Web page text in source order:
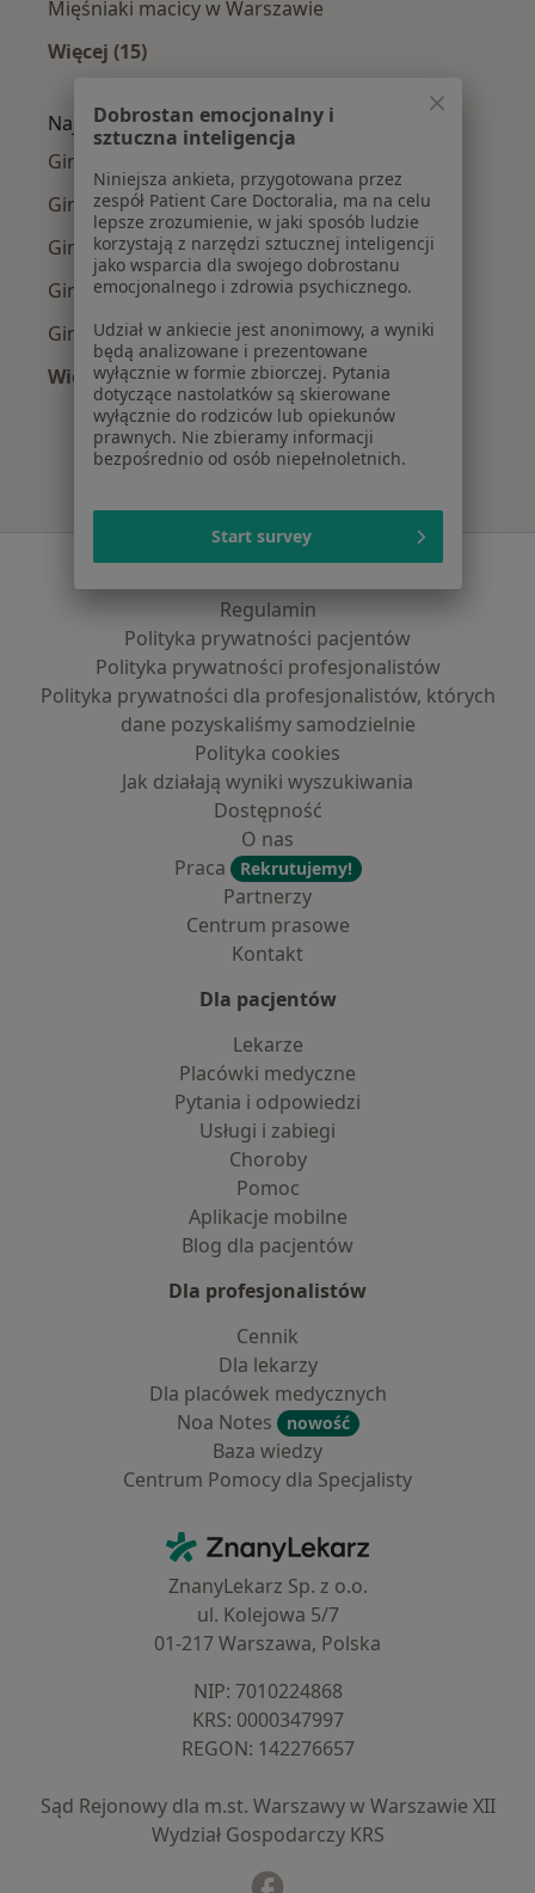
Mięśniaki macicy w Warszawie
Więcej (15)
Najpopularniejsze ubezpieczenia
Ginekolodzy z Medicover w Warszawie
Ginekolodzy z Allianz w Warszawie
Ginekolodzy z INTER Polska w Warszawie
Ginekolodzy z Signal Iduna w Warszawie
Ginekolodzy z Compensa w Warszawie
Więcej (14)
Więcej w kategorii: Najpopularniejsze
Serwis
Regulamin
Polityka prywatności pacjentów
Polityka prywatności profesjonalistów
Polityka prywatności dla profesjonalistów, których
dane pozyskaliśmy samodzielnie
Polityka cookies
Jak działają wyniki wyszukiwania
Dostępność
O nas
Praca
Rekrutujemy!
Partnerzy
Centrum prasowe
Kontakt
Dla pacjentów
Lekarze
Placówki medyczne
Pytania i odpowiedzi
Usługi i zabiegi
Choroby
Pomoc
Aplikacje mobilne
Blog dla pacjentów
Dla profesjonalistów
Cennik
Dla lekarzy
Dla placówek medycznych
Noa Notes
nowość
Baza wiedzy
Centrum Pomocy dla Specjalisty
ZnanyLekarz - Strona główna
ZnanyLekarz Sp. z o.o.
ul. Kolejowa 5/7
01-217 Warszawa, Polska
NIP: ⁠7010224868
KRS: ⁠0000347997
REGON: ⁠142276657
Sąd Rejonowy dla m.st. Warszawy w Warszawie XII
Wydział Gospodarczy KRS
Dobrostan emocjonalny i
sztuczna inteligencja
Niniejsza ankieta, przygotowana przez
zespół Patient Care Doctoralia, ma na celu
lepsze zrozumienie, w jaki sposób ludzie
korzystają z narzędzi sztucznej inteligencji
jako wsparcia dla swojego dobrostanu
emocjonalnego i zdrowia psychicznego.
Udział w ankiecie jest anonimowy, a wyniki
będą analizowane i prezentowane
wyłącznie w formie zbiorczej. Pytania
dotyczące nastolatków są skierowane
wyłącznie do rodziców lub opiekunów
prawnych. Nie zbieramy informacji
bezpośrednio od osób niepełnoletnich.
Start survey